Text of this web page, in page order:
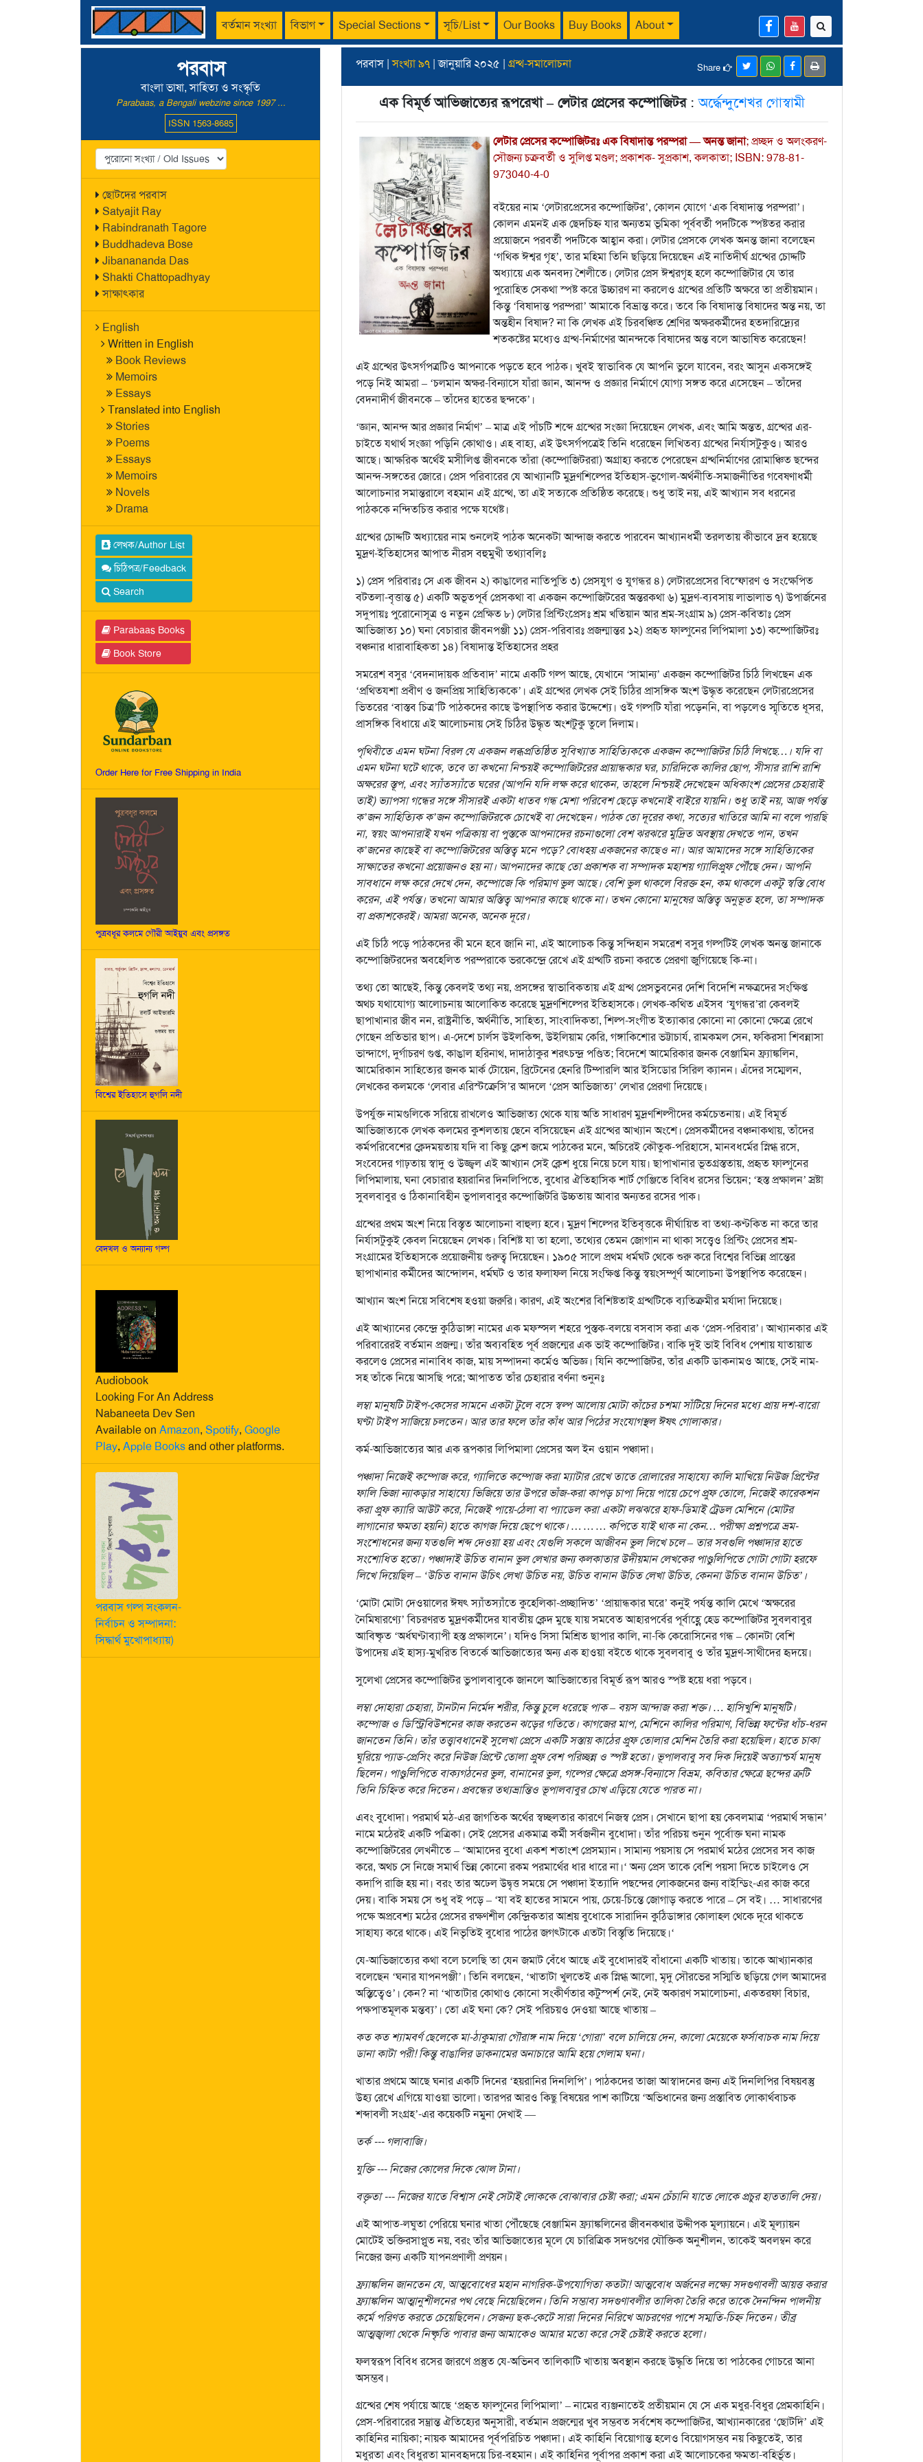
বর্তমান সংখ্যা বিভাগ Special Sections সূচি/List Our Books Buy Books About
পরবাস
বাংলা ভাষা, সাহিত্য ও সংস্কৃতি
Parabaas, a Bengali webzine since 1997 ...
ISSN 1563-8685
ছোটদের পরবাস
Satyajit Ray
Rabindranath Tagore
Buddhadeva Bose
Jibanananda Das
Shakti Chattopadhyay
সাক্ষাৎকার
English
Written in English
Book Reviews
Memoirs
Essays
Translated into English
Stories
Poems
Essays
Memoirs
Novels
Drama
লেখক/Author List
চিঠিপত্র/Feedback
Search
Parabaas Books
Book Store
Order Here for Free Shipping in India
পুত্রবধূর কলমে গৌরী আইয়ুব এবং প্রসঙ্গত
বিশ্বের ইতিহাসে হুগলি নদী
বেদখল ও অন্যান্য গল্প
Audiobook
Looking For An Address
Nabaneeta Dev Sen
Available on Amazon, Spotify, Google
Play, Apple Booksand other platforms.
পরবাস গল্প সংকলন-
নির্বাচন ও সম্পাদনা:
সিদ্ধার্থ মুখোপাধ্যায়)
পরবাস |সংখ্যা ৯৭ | জানুয়ারি ২০২৫ | গ্রন্থ-সমালোচনা Share
এক বিমূর্ত আভিজাত্যের রূপরেখা – লেটার প্রেসের কম্পোজিটর :অর্দ্ধেন্দুশেখর গোস্বামী
লেটার প্রেসের কম্পোজিটরঃ এক বিষাদান্ত পরম্পরা — অনন্ত জানা; প্রচ্ছদ ও অলংকরণ-
সৌজন্য চক্রবর্তী ও সুলিপ্ত মণ্ডল; প্রকাশক- সুপ্রকাশ, কলকাতা; ISBN: 978-81-
973040-4-0
বইয়ের নাম ‘লেটারপ্রেসের কম্পোজিটর’, কোলন যোগে ‘এক বিষাদান্ত পরম্পরা’।
কোলন এমনই এক ছেদচিহ্ন যার অন্যতম ভূমিকা পূর্ববর্তী পদটিকে স্পষ্টতর করার
প্রয়োজনে পরবর্তী পদটিকে আহ্বান করা। লেটার প্রেসকে লেখক অনন্ত জানা বলেছেন
‘গথিক ঈশ্বর গৃহ’, তার মহিমা তিনি ছড়িয়ে দিয়েছেন এই নাতিদীর্ঘ গ্রন্থের চোদ্দটি
অধ্যায়ে এক অনবদ্য শৈলীতে। লেটার প্রেস ঈশ্বরগৃহ হলে কম্পোজিটার যে তার
পুরোহিত সেকথা স্পষ্ট করে উচ্চারণ না করলেও গ্রন্থের প্রতিটি অক্ষরে তা প্রতীয়মান।
কিন্তু ‘বিষাদান্ত পরম্পরা’ আমাকে বিভ্রান্ত করে। তবে কি বিষাদান্ত বিষাদের অন্ত নয়, তা
অন্তহীন বিষাদ? না কি লেখক এই চিরবঞ্চিত শ্রেণির অক্ষরকর্মীদের হতদারিদ্র্যের
শতকষ্টের মধ্যেও গ্রন্থ-নির্মাণের আনন্দকে বিষাদের অন্ত বলে আভাষিত করেছেন!
এই গ্রন্থের উৎসর্গপত্রটিও আপনাকে পড়তে হবে পাঠক। খুবই স্বাভাবিক যে আপনি ভুলে যাবেন, বরং আসুন একসঙ্গেই
পড়ে নিই আমরা – ‘চলমান অক্ষর-বিন্যাসে যাঁরা জ্ঞান, আনন্দ ও প্রজ্ঞার নির্মাণে যোগ্য সঙ্গত করে এসেছেন – তাঁদের
বেদনাদীর্ণ জীবনকে – তাঁদের হাতের ছন্দকে’।
‘জ্ঞান, আনন্দ আর প্রজ্ঞার নির্মাণ’ – মাত্র এই পাঁচটি শব্দে গ্রন্থের সংজ্ঞা দিয়েছেন লেখক, এবং আমি অন্তত, গ্রন্থের এর-
চাইতে যথার্থ সংজ্ঞা পড়িনি কোথাও। এহ বাহ্য, এই উৎসর্গপত্রেই তিনি ধরেছেন লিখিতব্য গ্রন্থের নির্যাসটুকুও। আরও
আছে। আক্ষরিক অর্থেই মসীলিপ্ত জীবনকে তাঁরা (কম্পোজিটররা) অগ্রাহ্য করতে পেরেছেন গ্রন্থনির্মাণের রোমাঞ্চিত ছন্দের
আনন্দ-সঙ্গতের জোরে। প্রেস পরিবারের যে আখ্যানটি মুদ্রণশিল্পের ইতিহাস-ভূগোল-অর্থনীতি-সমাজনীতির গবেষণাধর্মী
আলোচনার সমান্তরালে বহমান এই গ্রন্থে, তা এই সত্যকে প্রতিষ্ঠিত করেছে। শুধু তাই নয়, এই আখ্যান সব ধরনের
পাঠককে নন্দিতচিত্ত করার পক্ষে যথেষ্ট।
গ্রন্থের চোদ্দটি অধ্যায়ের নাম শুনলেই পাঠক অনেকটা আন্দাজ করতে পারবেন আখ্যানধর্মী তরলতায় কীভাবে দ্রব হয়েছে
মুদ্রণ-ইতিহাসের আপাত নীরস বহুমুখী তথ্যাবলিঃ
১) প্রেস পরিবারঃ সে এক জীবন ২) কাঙালের নাতিপুতি ৩) প্রেসযুগ ও যুগন্ধর ৪) লেটারপ্রেসের বিস্ফোরণ ও সংক্ষেপিত
বটতলা-বৃত্তান্ত ৫) একটি অভূতপূর্ব প্রেসকথা বা একজন কম্পোজিটরের অন্তরকথা ৬) মুদ্রণ-ব্যবসায় লাভালাভ ৭) উপার্জনের
সদুপায়ঃ পুরোনোসূত্র ও নতুন প্রেক্ষিত ৮) লেটার প্রিন্টিংপ্রেসঃ শ্রম খতিয়ান আর শ্রম-সংগ্রাম ৯) প্রেস-কবিতাঃ প্রেস
আভিজাত্য ১০) ঘনা বেচারার জীবনপঞ্জী ১১) প্রেস-পরিবারঃ প্রজন্মান্তর ১২) প্রহৃত ফাল্গুনের লিপিমালা ১৩) কম্পোজিটরঃ
বঞ্চনার ধারাবাহিকতা ১৪) বিষাদান্ত ইতিহাসের প্রহর
সমরেশ বসুর ‘বেদনাদায়ক প্রতিবাদ’ নামে একটি গল্প আছে, যেখানে ‘সামান্য’ একজন কম্পোজিটর চিঠি লিখছেন এক
‘প্রথিতযশা প্রবীণ ও জনপ্রিয় সাহিত্যিককে’। এই গ্রন্থের লেখক সেই চিঠির প্রাসঙ্গিক অংশ উদ্ধৃত করেছেন লেটারপ্রেসের
ভিতরের ‘বাস্তব চিত্র’টি পাঠকদের কাছে উপস্থাপিত করার উদ্দেশ্যে। ওই গল্পটি যাঁরা পড়েননি, বা পড়লেও স্মৃতিতে ধূসর,
প্রাসঙ্গিক বিধায়ে এই আলোচনায় সেই চিঠির উদ্ধৃত অংশটুকু তুলে দিলাম।
পৃথিবীতে এমন ঘটনা বিরল যে একজন লব্ধপ্রতিষ্ঠিত সুবিখ্যাত সাহিত্যিককে একজন কম্পোজিটর চিঠি লিখছে…। যদি বা
এমন ঘটনা ঘটে থাকে, তবে তা কখনো নিশ্চয়ই কম্পোজিটরের প্রায়ান্ধকার ঘর, চারিদিকে কালির ছোপ, সীসার রাশি রাশি
অক্ষরের স্তূপ, এবং স্যাঁতস্যাঁতে ঘরের (আপনি যদি লক্ষ করে থাকেন, তাহলে নিশ্চয়ই দেখেছেন অধিকাংশ প্রেসের চেহারাই
তাই) ভ্যাপসা গন্ধের সঙ্গে সীসারই একটা ধাতব গন্ধ মেশা পরিবেশ ছেড়ে কখনোই বাইরে যায়নি। শুধু তাই নয়, আজ পর্যন্ত
ক’জন সাহিত্যিক ক’জন কম্পোজিটরকে চোখেই বা দেখেছেন। পাঠক তো দূরের কথা, সত্যের খাতিরে আমি না বলে পারছি
না, স্বয়ং আপনারাই যখন পত্রিকায় বা পুস্তকে আপনাদের রচনাগুলো বেশ ঝরঝরে মুদ্রিত অবস্থায় দেখতে পান, তখন
ক’জনের কাছেই বা কম্পোজিটরের অস্তিত্ব মনে পড়ে? বোধহয় একজনের কাছেও না। আর আমাদের সঙ্গে সাহিত্যিকের
সাক্ষাতের কখনো প্রয়োজনও হয় না। আপনাদের কাছে তো প্রকাশক বা সম্পাদক মহাশয় গ্যালিপ্রুফ পৌঁছে দেন। আপনি
সাবধানে লক্ষ করে দেখে দেন, কম্পোজে কি পরিমাণ ভুল আছে। বেশি ভুল থাকলে বিরক্ত হন, কম থাকলে একটু স্বস্তি বোধ
করেন, এই পর্যন্ত। তখনো আমার অস্তিত্ব আপনার কাছে থাকে না। তখন কোনো মানুষের অস্তিত্ব অনুভূত হলে, তা সম্পাদক
বা প্রকাশকেরই। আমরা অনেক, অনেক দূরে।
এই চিঠি পড়ে পাঠকদের কী মনে হবে জানি না, এই আলোচক কিন্তু সন্দিহান সমরেশ বসুর গল্পটিই লেখক অনন্ত জানাকে
কম্পোজিটরদের অবহেলিত পরম্পরাকে ভরকেন্দ্রে রেখে এই গ্রন্থটি রচনা করতে প্রেরণা জুগিয়েছে কি-না।
তথ্য তো আছেই, কিন্তু কেবলই তথ্য নয়, প্রসঙ্গের স্বাভাবিকতায় এই গ্রন্থ প্রেসভুবনের দেশি বিদেশি নক্ষত্রদের সংক্ষিপ্ত
অথচ যথাযোগ্য আলোচনায় আলোকিত করেছে মুদ্রণশিল্পের ইতিহাসকে। লেখক-কথিত এইসব ‘যুগন্ধর’রা কেবলই
ছাপাখানার জীব নন, রাষ্ট্রনীতি, অর্থনীতি, সাহিত্য, সাংবাদিকতা, শিল্প-সংগীত ইত্যাকার কোনো না কোনো ক্ষেত্রে রেখে
গেছেন প্রতিভার ছাপ। এ-দেশে চার্লস উইলকিন্স, উইলিয়াম কেরি, গঙ্গাকিশোর ভট্টাচার্য, রামকমল সেন, ফকিরসা শিবন্নাসা
ভান্দাগে, দুর্গাচরণ গুপ্ত, কাঙাল হরিনাথ, দাদাঠাকুর শরৎচন্দ্র পণ্ডিত; বিদেশে আমেরিকার জনক বেঞ্জামিন ফ্র্যাঙ্কলিন,
আমেরিকান সাহিত্যের জনক মার্ক টোয়েন, ব্রিটেনের হেনরি টিম্পারলি আর ইসিডোর সিরিল ক্যানন। এঁদের সম্মেলন,
লেখকের কলমকে ‘লেবার এরিস্টক্রেসি’র আদলে ‘প্রেস আভিজাত্য’ লেখার প্রেরণা দিয়েছে।
উপর্যুক্ত নামগুলিকে সরিয়ে রাখলেও আভিজাত্য থেকে যায় অতি সাধারণ মুদ্রণশিল্পীদের কর্মচেতনায়। এই বিমূর্ত
আভিজাত্যকে লেখক কলমের কুশলতায় ছেনে বসিয়েছেন এই গ্রন্থের আখ্যান অংশে। প্রেসকর্মীদের বঞ্চনাকথায়, তাঁদের
কর্মপরিবেশের ক্লেদময়তায় যদি বা কিছু ক্লেশ জমে পাঠকের মনে, অচিরেই কৌতুক-পরিহাসে, মানবধর্মের স্নিগ্ধ রসে,
সংবেদের গাঢ়তায় স্বাদু ও উজ্জ্বল এই আখ্যান সেই ক্লেশ ধুয়ে নিয়ে চলে যায়। ছাপাখানার ভূতগ্রস্ততায়, প্রহৃত ফাল্গুনের
লিপিমালায়, ঘনা বেচারার হয়রানির দিনলিপিতে, বুধোর ঐতিহাসিক শার্ট গেঞ্জিতে বিবিধ রসের ভিয়েন; ‘হস্ত প্রক্ষালন’ স্রষ্টা
সুবলবাবুর ও ঠিকানাবিহীন ভূপালবাবুর কম্পোজিটরি উচ্চতায় আবার অন্যতর রসের পাক।
গ্রন্থের প্রথম অংশ নিয়ে বিস্তৃত আলোচনা বাহুল্য হবে। মুদ্রণ শিল্পের ইতিবৃত্তকে দীর্ঘায়িত বা তথ্য-কণ্টকিত না করে তার
নির্যাসটুকুই কেবল নিয়েছেন লেখক। বিশিষ্ট যা তা হলো, তথ্যের তেমন জোগান না থাকা সত্ত্বেও প্রিন্টিং প্রেসের শ্রম-
সংগ্রামের ইতিহাসকে প্রয়োজনীয় গুরুত্ব দিয়েছেন। ১৯০৫ সালে প্রথম ধর্মঘট থেকে শুরু করে বিশ্বের বিভিন্ন প্রান্তের
ছাপাখানার কর্মীদের আন্দোলন, ধর্মঘট ও তার ফলাফল নিয়ে সংক্ষিপ্ত কিন্তু স্বয়ংসম্পূর্ণ আলোচনা উপস্থাপিত করেছেন।
আখ্যান অংশ নিয়ে সবিশেষ হওয়া জরুরি। কারণ, এই অংশের বিশিষ্টতাই গ্রন্থটিকে ব্যতিক্রমীর মর্যাদা দিয়েছে।
এই আখ্যানের কেন্দ্রে কুঠিডাঙ্গা নামের এক মফস্সল শহরে পুস্তক-বলয়ে বসবাস করা এক ‘প্রেস-পরিবার’। আখ্যানকার এই
পরিবারেরই বর্তমান প্রজন্ম। তাঁর অব্যবহিত পূর্ব প্রজন্মের এক ভাই কম্পোজিটর। বাকি দুই ভাই বিবিধ পেশায় যাতায়াত
করলেও প্রেসের নানাবিধ কাজ, মায় সম্পাদনা কর্মেও অভিজ্ঞ। যিনি কম্পোজিটর, তাঁর একটি ডাকনামও আছে, সেই নাম-
সহ তাঁকে নিয়ে আসছি পরে; আপাতত তাঁর চেহারার বর্ণনা শুনুনঃ
লম্বা মানুষটি টাইপ-কেসের সামনে একটা টুলে বসে স্বল্প আলোয় মোটা কাঁচের চশমা সাঁটিয়ে দিনের মধ্যে প্রায় দশ-বারো
ঘণ্টা টাইপ সাজিয়ে চলতেন। আর তার ফলে তাঁর কাঁধ আর পিঠের সংযোগস্থল ঈষৎ গোলাকার।
কর্ম-আভিজাত্যের আর এক রূপকার লিপিমালা প্রেসের অল ইন ওয়ান পঞ্চাদা।
পঞ্চাদা নিজেই কম্পোজ করে, গ্যালিতে কম্পোজ করা ম্যাটার রেখে তাতে রোলারের সাহায্যে কালি মাখিয়ে নিউজ প্রিন্টের
ফালি ভিজা ন্যাকড়ার সাহায্যে ভিজিয়ে তার উপরে ভাঁজ-করা কাপড় চাপা দিয়ে পায়ে চেপে প্রুফ তোলে, নিজেই কারেকশন
করা প্রুফ ক্যারি আউট করে, নিজেই পায়ে-ঠেলা বা প্যাডেল করা একটা লঝঝরে হাফ-ডিমাই ট্রেডল মেশিনে (মোটর
লাগানোর ক্ষমতা হয়নি) হাতে কাগজ দিয়ে ছেপে থাকে। … … … কপিতে যাই থাক না কেন… পরীক্ষা প্রশ্নপত্রে ভ্রম-
সংশোধনের জন্য যতগুলি শব্দ দেওয়া হয় এবং যেগুলি সকলে আজীবন ভুল লিখে চলে – তার সবগুলি পঞ্চাদার হাতে
সংশোধিত হতো। পঞ্চাদাই উচিত বানান ভুল লেখার জন্য কলকাতার উদীয়মান লেখকের পাণ্ডুলিপিতে গোটা গোটা হরফে
লিখে দিয়েছিল – ‘উচিত বানান উচিৎ লেখা উচিত নয়, উচিত বানান উচিত লেখা উচিত, কেননা উচিত বানান উচিত’।
‘মোটা মোটা দেওয়ালের ঈষৎ স্যাঁতস্যাঁতে কুহেলিকা-প্রচ্ছাদিত’ ‘প্রায়ান্ধকার ঘরে’ কনুই পর্যন্ত কালি মেখে ‘অক্ষরের
নৈমিষারণ্যে’ বিচরণরত মুদ্রণকর্মীদের যাবতীয় ক্লেদ মুছে যায় সমবেত আহারপর্বের পূর্বাহ্ণে হেড কম্পোজিটর সুবলবাবুর
আবিষ্কৃত ‘অর্ধঘণ্টাব্যাপী হস্ত প্রক্ষালনে’। যদিও সিসা মিশ্রিত ছাপার কালি, না-কি কেরোসিনের গন্ধ – কোনটা বেশি
উপাদেয় এই হাস্য-মুখরিত বিতর্কে আভিজাত্যের অন্য এক হাওয়া বইতে থাকে সুবলবাবু ও তাঁর মুদ্রণ-সাথীদের হৃদয়ে।
সুলেখা প্রেসের কম্পোজিটর ভুপালবাবুকে জানলে আভিজাত্যের বিমূর্ত রূপ আরও স্পষ্ট হয়ে ধরা পড়বে।
লম্বা দোহারা চেহারা, টানটান নির্মেদ শরীর, কিন্তু চুলে ধরেছে পাক – বয়স আন্দাজ করা শক্ত। … হাসিখুশি মানুষটি।
কম্পোজ ও ডিস্ট্রিবিউশনের কাজ করতেন ঝড়ের গতিতে। কাগজের মাপ, মেশিনে কালির পরিমাণ, বিভিন্ন ফন্টের ধাঁচ-ধরন
জানতেন তিনি। তাঁর তত্ত্বাবধানেই সুলেখা প্রেসে একটি সস্তায় কাঠের প্রুফ তোলার মেশিন তৈরি করা হয়েছিল। হাতে চাকা
ঘুরিয়ে প্যাড-প্রেসিং করে নিউজ প্রিন্টে তোলা প্রুফ বেশ পরিচ্ছন্ন ও স্পষ্ট হতো। ভূপালবাবু সব দিক দিয়েই অত্যাশ্চর্য মানুষ
ছিলেন। পাণ্ডুলিপিতে বাক্যগঠনের ভুল, বানানের ভুল, গল্পের ক্ষেত্রে প্রসঙ্গ-বিন্যাসে বিভ্রম, কবিতার ক্ষেত্রে ছন্দের ত্রুটি
তিনি চিহ্নিত করে দিতেন। প্রবন্ধের তথ্যভ্রান্তিও ভূপালবাবুর চোখ এড়িয়ে যেতে পারত না।
এবং বুধোদা। পরমার্থ মঠ-এর জাগতিক অর্থের স্বচ্ছলতার কারণে নিজস্ব প্রেস। সেখানে ছাপা হয় কেবলমাত্র ‘পরমার্থ সন্ধান’
নামে মঠেরই একটি পত্রিকা। সেই প্রেসের একমাত্র কর্মী সর্বজনীন বুধোদা। তাঁর পরিচয় শুনুন পূর্বোক্ত ঘনা নামক
কম্পোজিটরের লেখনীতে – ‘আমাদের বুধো একশ শতাংশ প্রেসম্যান। সামান্য পয়সায় সে পরমার্থ মঠের প্রেসের সব কাজ
করে, অথচ সে নিজে সমার্থ ভিন্ন কোনো রকম পরমার্থের ধার ধারে না।‘ অন্য প্রেস তাকে বেশি পয়সা দিতে চাইলেও সে
কদাপি রাজি হয় না। বরং তার অঢেল উদ্বৃত্ত সময়ে সে পঞ্চাদা ইত্যাদি পছন্দের লোকজনের জন্য বাইন্ডিং-এর কাজ করে
দেয়। বাকি সময় সে শুধু বই পড়ে – ‘যা বই হাতের সামনে পায়, চেয়ে-চিন্তে জোগাড় করতে পারে – সে বই। … সাধারণের
পক্ষে অপ্রবেশ্য মঠের প্রেসের রক্ষণশীল কেন্দ্রিকতার আশ্রয় বুধোকে সারাদিন কুঠিডাঙ্গার কোলাহল থেকে দূরে থাকতে
সাহায্য করে থাকে। এই নিভৃতিই বুধোর পাঠের জগৎটাকে এতটা বিস্তৃতি দিয়েছে।‘
যে-আভিজাত্যের কথা বলে চলেছি তা যেন জমাট বেঁধে আছে এই বুধোদারই বাঁধানো একটি খাতায়। তাকে আখ্যানকার
বলেছেন ‘ঘনার যাপনপঞ্জী’। তিনি বলছেন, ‘খাতাটা খুলতেই এক স্নিগ্ধ আলো, মৃদু সৌরভের সস্মিতি ছড়িয়ে গেল আমাদের
অস্ত্বিত্বেও’। কেন? না ‘খাতাটার কোথাও কোনো সংকীর্ণতার কটুস্পর্শ নেই, নেই অকারণ সমালোচনা, একতরফা বিচার,
পক্ষপাতমূলক মন্তব্য’। তো এই ঘনা কে? সেই পরিচয়ও দেওয়া আছে খাতায় –
কত কত শ্যামবর্ণ ছেলেকে মা-ঠাকুমারা গৌরাঙ্গ নাম দিয়ে ‘গোরা’ বলে চালিয়ে দেন, কালো মেয়েকে ফর্সাবাচক নাম দিয়ে
ডানা কাটা পরী! কিন্তু বাঙালির ডাকনামের অনাচারে আমি হয়ে গেলাম ঘনা।
খাতার প্রথমে আছে ঘনার একটি দিনের ‘হয়রানির দিনলিপি’। পাঠকদের তাজা আস্বাদনের জন্য এই দিনলিপির বিষয়বস্তু
উহ্য রেখে এগিয়ে যাওয়া ভালো। তারপর আরও কিছু বিষয়ের পাশ কাটিয়ে ‘অভিধানের জন্য প্রস্তাবিত লোকার্থবাচক
শব্দাবলী সংগ্রহ’-এর কয়েকটি নমুনা দেখাই —
তর্ক --- গলাবাজি।
যুক্তি --- নিজের কোলের দিকে ঝোল টানা।
বক্তৃতা --- নিজের যাতে বিশ্বাস নেই সেটাই লোককে বোঝাবার চেষ্টা করা; এমন চেঁচানি যাতে লোকে প্রচুর হাততালি দেয়।
এই আপাত-লঘুতা পেরিয়ে ঘনার খাতা পৌঁছেছে বেঞ্জামিন ফ্র্যাঙ্কলিনের জীবনকথার উদ্দীপক মূল্যায়নে। এই মূল্যায়ন
মোটেই ভক্তিরসাপ্লুত নয়, বরং তাঁর আভিজাত্যের মূলে যে চারিত্রিক সদ্গুণের যৌক্তিক অনুশীলন, তাকেই অবলম্বন করে
নিজের জন্য একটি যাপনপ্রণালী প্রণয়ন।
ফ্র্যাঙ্কলিন জানতেন যে, আত্মবোধের মহান নাগরিক-উপযোগিতা কতটা! আত্মবোধ অর্জনের লক্ষ্যে সদ্গুণাবলী আয়ত্ত করার
ফ্র্যাঙ্কলিন আত্মানুশীলনের পথ বেছে নিয়েছিলেন। তিনি সম্ভাব্য সদ্গুণাবলীর তালিকা তৈরি করে তাকে দৈনন্দিন পালনীয়
কর্মে পরিণত করতে চেয়েছিলেন। সেজন্য ছক-কেটে সারা দিনের নিরিখে আচরণের পাশে সম্মতি-চিহ্ন দিতেন। তীব্র
আত্মজ্বালা থেকে নিষ্কৃতি পাবার জন্য আমাকেও আমার মতো করে সেই চেষ্টাই করতে হলো।
ফলস্বরূপ বিবিধ রসের জারণে প্রস্তুত যে-অভিনব তালিকাটি খাতায় অবস্থান করছে উদ্ধৃতি দিয়ে তা পাঠকের গোচরে আনা
অসম্ভব।
গ্রন্থের শেষ পর্যায়ে আছে ‘প্রহৃত ফাল্গুনের লিপিমালা’ – নামের ব্যঞ্জনাতেই প্রতীয়মান যে সে এক মধুর-বিধুর প্রেমকাহিনি।
প্রেস-পরিবারের সম্ভ্রান্ত ঐতিহ্যের অনুসারী, বর্তমান প্রজন্মের খুব সম্ভবত সর্বশেষ কম্পোজিটর, আখ্যানকারের ‘ছোটদি’ এই
কাহিনির নায়িকা; নায়ক আমাদের পূর্বপরিচিত পঞ্চাদা। এই কাহিনি বিয়োগান্ত হলেও বিয়োগসম্ভব নয় কিছুতেই, তার
মধুরতা এবং বিধুরতা মানবহৃদয়ে চির-বহমান। এই কাহিনির পূর্বাপর প্রকাশ করা এই আলোচকের ক্ষমতা-বহির্ভূত।